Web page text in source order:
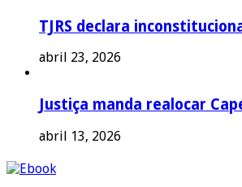
TJRS declara
abril 23, 2026
Justiça manda realocar
abril 13, 2026